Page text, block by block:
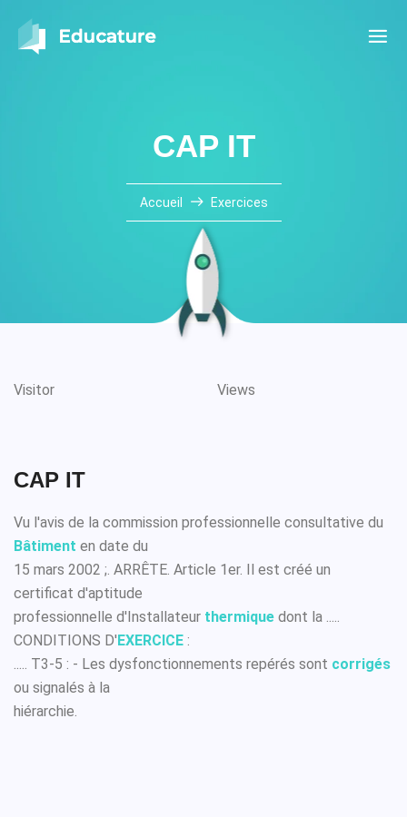
CAP IT
Accueil Exercices
Visitor Views
CAP IT
Vu l'avis de la commission professionnelle consultative du
Bâtiment en date du
15 mars 2002 ;. ARRÊTE. Article 1er. Il est créé un
certificat d'aptitude
professionnelle d'Installateur thermique dont la .....
CONDITIONS D'EXERCICE :
..... T3-5 : - Les dysfonctionnements repérés sont corrigés
ou signalés à la
hiérarchie.